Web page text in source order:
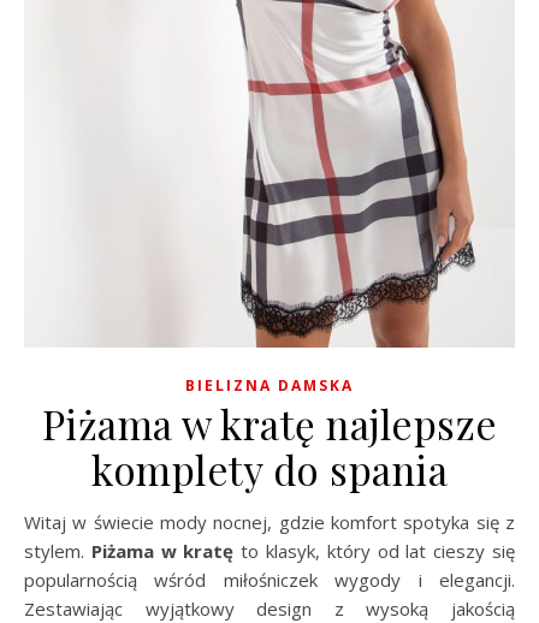
BIELIZNA DAMSKA
Piżama w kratę najlepsze
komplety do spania
Witaj w świecie mody nocnej, gdzie komfort spotyka się z
stylem. Piżama w kratę to klasyk, który od lat cieszy się
popularnością wśród miłośniczek wygody i elegancji.
Zestawiając wyjątkowy design z wysoką jakością